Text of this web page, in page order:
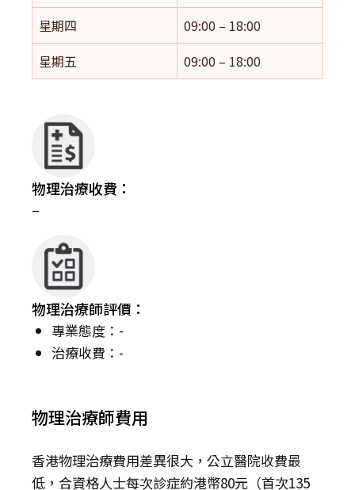
星期四
09:00 – 18:00
星期五
09:00 – 18:00
物理治療收費：
–
物理治療師評價：
專業態度：-
治療收費：-
物理治療師費用
香港物理治療費用差異很大，公立醫院收費最
低，合資格人士每次診症約港幣80元（首次135